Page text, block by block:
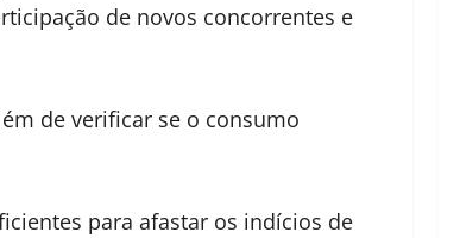
de novos concorrentes e
de verificar se o consumo
para afastar os indícios de